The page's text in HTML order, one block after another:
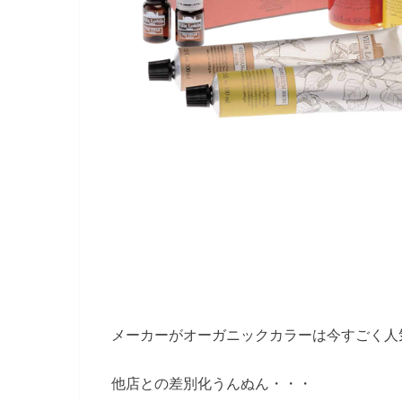
メーカーがオーガニックカラーは今すごく
他店との差別化うんぬん・・・